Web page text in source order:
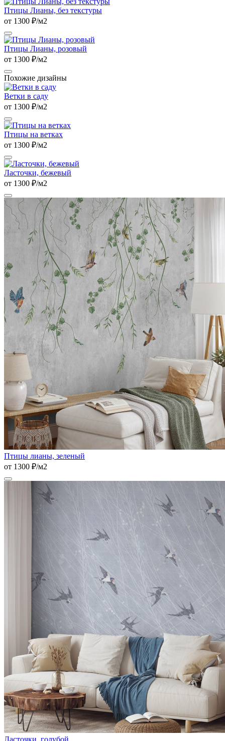
Птицы Лианы, без текстуры
от 1300 ₽/м2
Птицы Лианы, розовый
от 1300 ₽/м2
Похожие дизайны
Ветки в саду
от 1300 ₽/м2
Птицы на ветках
от 1300 ₽/м2
Ласточки, бежевый
от 1300 ₽/м2
Птицы лианы, зеленый
от 1300 ₽/м2
Ласточки, голубой